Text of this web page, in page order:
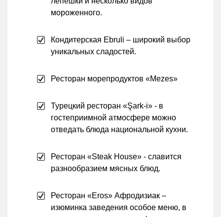
мороженного.
Кондитерская Ebruli – широкий выбор
уникальных сладостей.
Ресторан морепродуктов «Mezes»
Турецкий ресторан «Şark-i» - в
гостеприимной атмосфере можно
отведать блюда национальной кухни.
Ресторан «Steak House» - славится
разнообразием мясных блюд.
Ресторан «Eros» Афродизиак –
изюминка заведения особое меню, в